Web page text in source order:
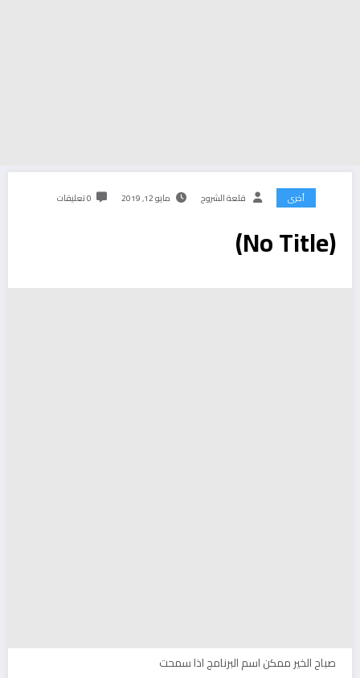
أخرى قلعة الشروح مايو 12, 2019 0 تعليقات
(No Title)
صباح الخير ممكن اسم البرنامج اذا سمحت